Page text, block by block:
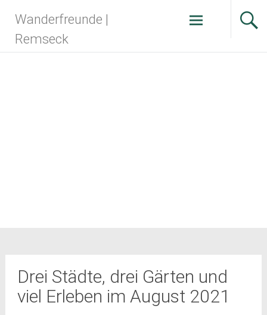
Inhalt
springen
Wanderfreunde |
Remseck
Drei Städte, drei Gärten und
viel Erleben im August 2021